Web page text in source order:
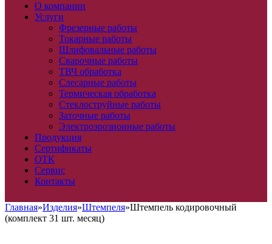
О компании
Услуги
Фрезерные работы
Токарные работы
Шлифовальные работы
Сварочные работы
ТВЧ обработка
Слесарные работы
Термическая обработка
Стеклоструйные работы
Заточные работы
Электроэрозионные работы
Продукция
Сертификаты
ОТК
Сервис
Контакты
Главная»Изделия»Штемпеля»Штемпель кодировочный
(комплект 31 шт. месяц)